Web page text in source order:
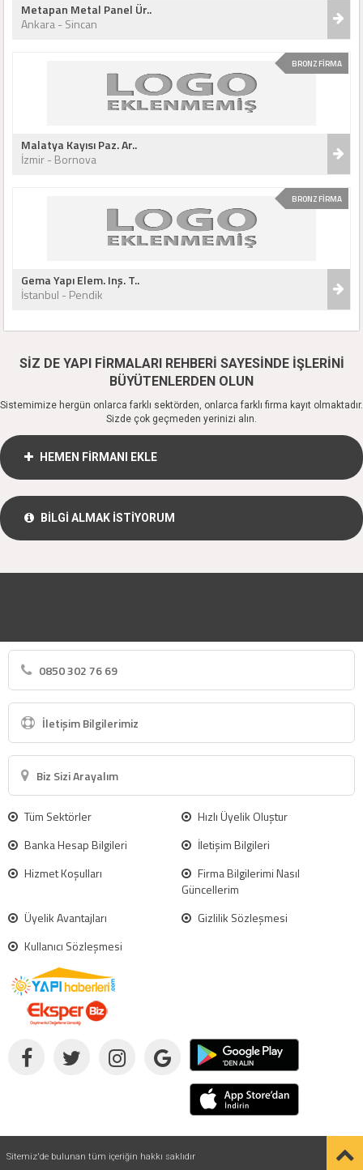
Metapan Metal Panel Ür..
Ankara - Sincan
BRONZ FİRMA
Malatya Kayısı Paz. Ar..
İzmir - Bornova
BRONZ FİRMA
Gema Yapı Elem. Inş. T..
İstanbul - Pendik
SİZ DE YAPI FİRMALARI REHBERİ SAYESİNDE İŞLERİNİ
BÜYÜTENLERDEN OLUN
Sistemimize hergün onlarca farklı sektörden, onlarca farklı firma kayıt olmaktadır.
Sizde çok geçmeden yerinizi alın.
HEMEN FİRMANI EKLE
BİLGİ ALMAK İSTİYORUM
0850 302 76 69
İletişim Bilgilerimiz
Biz Sizi Arayalım
Tüm Sektörler
Hızlı Üyelik Oluştur
Banka Hesap Bilgileri
İletişim Bilgileri
Hizmet Koşulları
Firma Bilgilerimi Nasıl
Güncellerim
Üyelik Avantajları
Gizlilik Sözleşmesi
Kullanıcı Sözleşmesi
Sitemiz'de bulunan tüm içeriğin hakkı saklıdır